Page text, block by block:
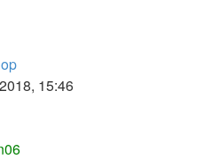
15:46